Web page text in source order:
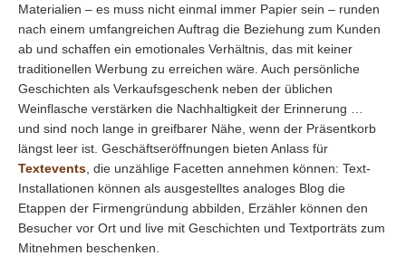
Materialien – es muss nicht einmal immer Papier sein – runden
nach einem umfangreichen Auftrag die Beziehung zum Kunden
ab und schaffen ein emotionales Verhältnis, das mit keiner
traditionellen Werbung zu erreichen wäre. Auch persönliche
Geschichten als Verkaufsgeschenk neben der üblichen
Weinflasche verstärken die Nachhaltigkeit der Erinnerung …
und sind noch lange in greifbarer Nähe, wenn der Präsentkorb
längst leer ist. Geschäftseröffnungen bieten Anlass für
Textevents , die unzählige Facetten annehmen können: Text-
Installationen können als ausgestelltes analoges Blog die
Etappen der Firmengründung abbilden, Erzähler können den
Besucher vor Ort und live mit Geschichten und Textporträts zum
Mitnehmen beschenken.